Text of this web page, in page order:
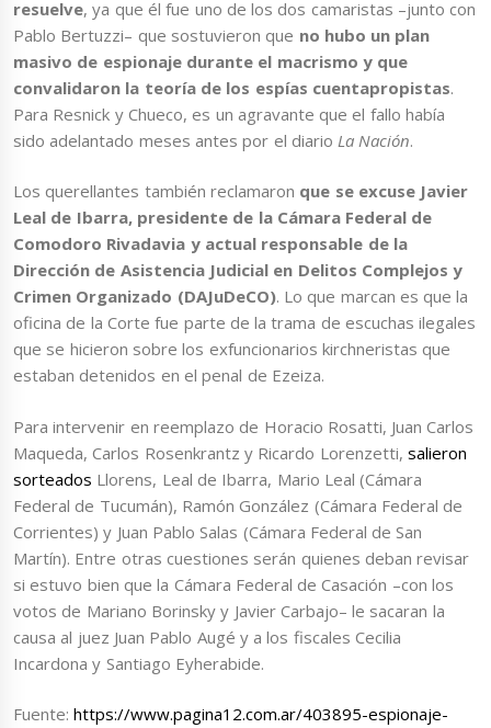
resuelve, ya que él fue uno de los dos camaristas –junto con
Pablo Bertuzzi– que sostuvieron que no hubo un plan
masivo de espionaje durante el macrismo y que
convalidaron la teoría de los espías cuentapropistas.
Para Resnick y Chueco, es un agravante que el fallo había
sido adelantado meses antes por el diario La Nación.
Los querellantes también reclamaron que se excuse Javier
Leal de Ibarra, presidente de la Cámara Federal de
Comodoro Rivadavia y actual responsable de la
Dirección de Asistencia Judicial en Delitos Complejos y
Crimen Organizado (DAJuDeCO). Lo que marcan es que la
oficina de la Corte fue parte de la trama de escuchas ilegales
que se hicieron sobre los exfuncionarios kirchneristas que
estaban detenidos en el penal de Ezeiza.
Para intervenir en reemplazo de Horacio Rosatti, Juan Carlos
Maqueda, Carlos Rosenkrantz y Ricardo Lorenzetti, salieron
sorteados Llorens, Leal de Ibarra, Mario Leal (Cámara
Federal de Tucumán), Ramón González (Cámara Federal de
Corrientes) y Juan Pablo Salas (Cámara Federal de San
Martín). Entre otras cuestiones serán quienes deban revisar
si estuvo bien que la Cámara Federal de Casación –con los
votos de Mariano Borinsky y Javier Carbajo– le sacaran la
causa al juez Juan Pablo Augé y a los fiscales Cecilia
Incardona y Santiago Eyherabide.
Fuente:https://www.pagina12.com.ar/403895-espionaje-